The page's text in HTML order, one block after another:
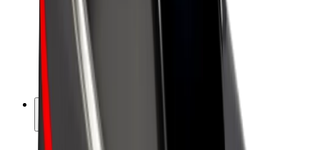
Kuryer qazancı
Bolt Food təchizatçıları
Sahibkarlar
Françayzinq
Şirkət
Vakansiyalar